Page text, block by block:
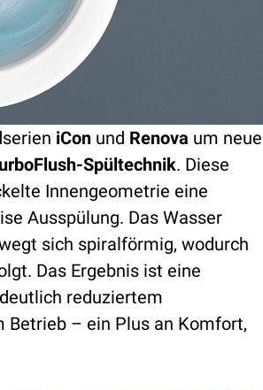
iCon und Renova um neue
Spültechnik. Diese
Innengeometrie eine
Ausspülung. Das Wasser
sich spiralförmig, wodurch
Das Ergebnis ist eine
reduziertem
Betrieb – ein Plus an Komfort,